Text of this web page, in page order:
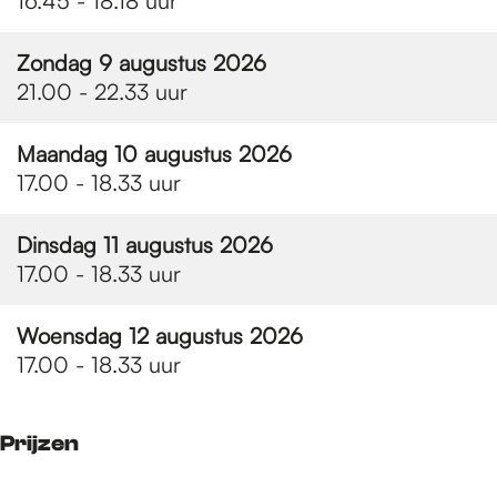
Zondag 9 augustus 2026
21.00 - 22.33 uur
Maandag 10 augustus 2026
17.00 - 18.33 uur
Dinsdag 11 augustus 2026
17.00 - 18.33 uur
Woensdag 12 augustus 2026
17.00 - 18.33 uur
Prijzen